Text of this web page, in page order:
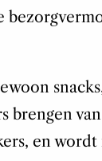
brengen
en